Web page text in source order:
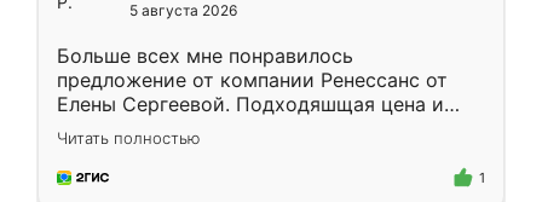
5 августа 2026
Больше всех мне понравилось
предложение от компании Ренессанс от
Елены Сергеевой. Подходяшщая цена и
короткие сроки изготовления. Приехавший
для замера сотрудник Владислав
предложил по моему эскизу самый
Читать полностью
1